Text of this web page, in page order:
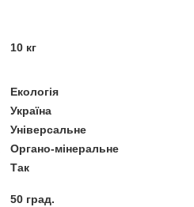
10 кг
Екологія
Україна
Універсальне
Органо-мінеральне
Так
50 град.